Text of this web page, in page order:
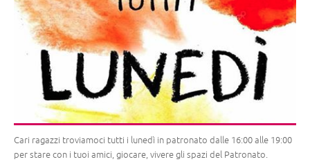
Cari ragazzi troviamoci tutti i lunedì in patronato dalle 16:00 alle 19:00
per stare con i tuoi amici, giocare, vivere gli spazi del Patronato.